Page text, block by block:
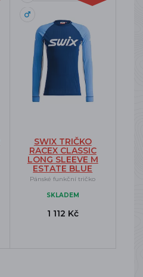
SWIX TRIČKO
RACEX CLASSIC
LONG SLEEVE M
ESTATE BLUE
Pánské funkční tričko
SKLADEM
1 112 Kč